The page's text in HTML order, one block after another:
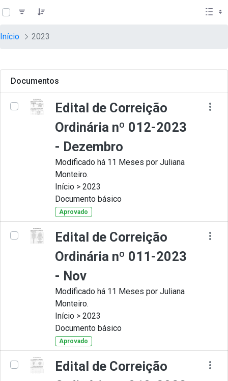
Pular para o Conteúdo principal
teste descricao
Início 2023
Documentos
Edital de Correição
Ordinária nº 012-2023
- Dezembro
Modificado há 11 Meses por Juliana
Monteiro.
Início > 2023
Documento básico
Aprovado
Edital de Correição
Ordinária nº 011-2023
- Nov
Modificado há 11 Meses por Juliana
Monteiro.
Início > 2023
Documento básico
Aprovado
Edital de Correição